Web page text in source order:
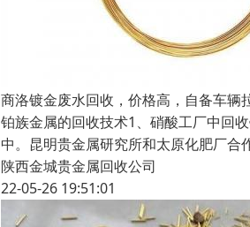
商洛镀金废水回收，价格高，自备车辆
铂族金属的回收技术1、硝酸工厂中回
中。昆明贵金属研究所和太原化肥厂
陕西金城贵金属回收公司
22-05-26 19:51:01